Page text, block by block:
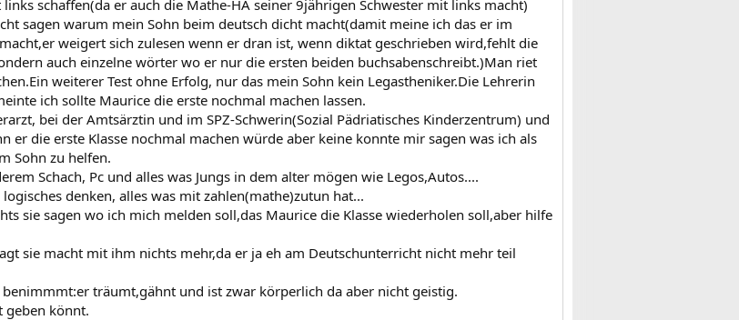
schaffen(da er auch die Mathe-HA seiner 9jährigen Schwester mit links macht)
sagen warum mein Sohn beim deutsch dicht macht(damit meine ich das er im
weigert sich zulesen wenn er dran ist, wenn diktat geschrieben wird,fehlt die
auch einzelne wörter wo er nur die ersten beiden buchsabenschreibt.)Man riet
weiterer Test ohne Erfolg, nur das mein Sohn kein Legastheniker.Die Lehrerin
ich sollte Maurice die erste nochmal machen lassen.
bei der Amtsärztin und im SPZ-Schwerin(Sozial Pädriatisches Kinderzentrum) und
er die erste Klasse nochmal machen würde aber keine konnte mir sagen was ich als
Sohn zu helfen.
Schach, Pc und alles was Jungs in dem alter mögen wie Legos,Autos....
denken, alles was mit zahlen(mathe)zutun hat...
sie sagen wo ich mich melden soll,das Maurice die Klasse wiederholen soll,aber hilfe
sie macht mit ihm nichts mehr,da er ja eh am Deutschunterricht nicht mehr teil
träumt,gähnt und ist zwar körperlich da aber nicht geistig.
geben könnt.